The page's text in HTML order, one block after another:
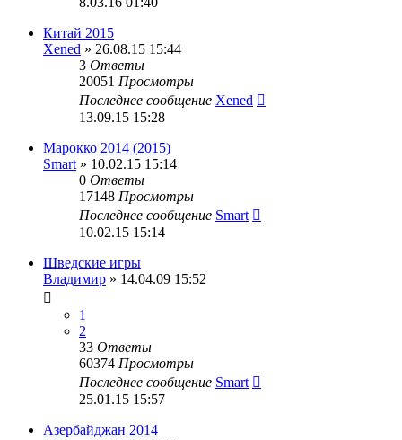
Китай 2015
Xened » 26.08.15 15:44
3 Ответы
20051 Просмотры
Последнее сообщение Xened
13.09.15 15:28
Марокко 2014 (2015)
Smart » 10.02.15 15:14
0 Ответы
17148 Просмотры
Последнее сообщение Smart
10.02.15 15:14
Шведские игры
Владимир » 14.04.09 15:52
1
2
33 Ответы
60374 Просмотры
Последнее сообщение Smart
25.01.15 15:57
Азербайджан 2014